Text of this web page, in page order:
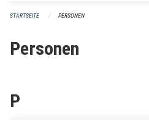
STARTSEITE PERSONEN
Personen
P